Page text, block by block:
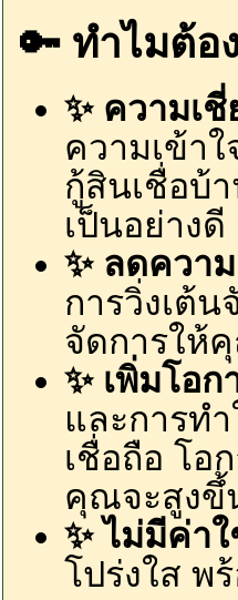
🔑 ทำไมต้อ
✨ ความเ
ความเข้า
กู้สินเชื่อบ้
เป็นอย่างดี
✨ ลดควา
การวิ่งเต้น
จัดการให้
✨ เพิ่มโอก
และการท
เชื่อถือ โอ
คุณจะสูงขึ้
✨ ไม่มีค่า
โปร่งใส พ